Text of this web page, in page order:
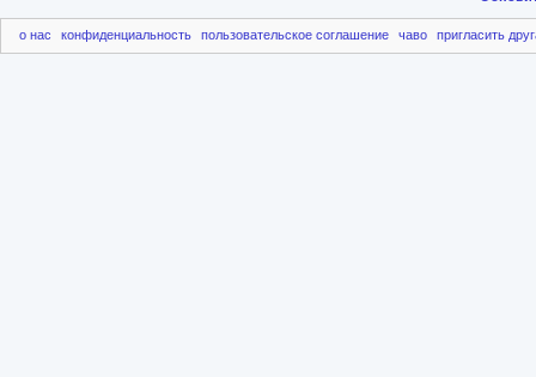
о нас конфиденциальность пользовательское соглашение чаво пригласить